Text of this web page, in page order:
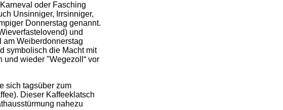
oder Fasching
Unsinniger, Irrsinniger,
Donnerstag genannt.
und
am Weiberdonnerstag
symbolisch die Macht mit
und wieder "Wegezoll“ vor
sich tagsüber zum
Dieser Kaffeeklatsch
nahezu